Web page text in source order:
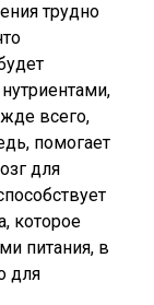
трудно
всего,
помогает
для
которое
питания, в
для